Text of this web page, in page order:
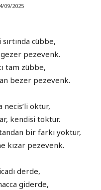
09/2025
cübbe,
pezevenk.
tam zübbe,
bezer pezevenk.
necis’li oktur,
kendisi toktur.
bir farkı yoktur,
kızar pezevenk.
derde,
giderde,